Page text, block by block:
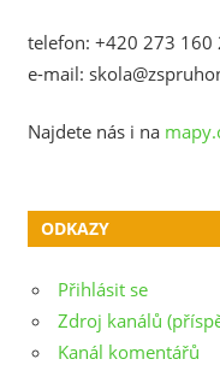
telefon: +420 273 160
e-mail:
Najdete nás i na
ODKAZY
Přihlásit se
Zdroj kanálů
Kanál komentářů